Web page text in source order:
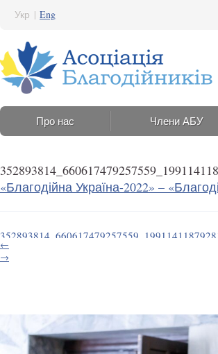
Укр | Eng
Про нас Члени АБУ
«Благодійна Україна-2022» –
13 Червня 2023 15:25
←
→